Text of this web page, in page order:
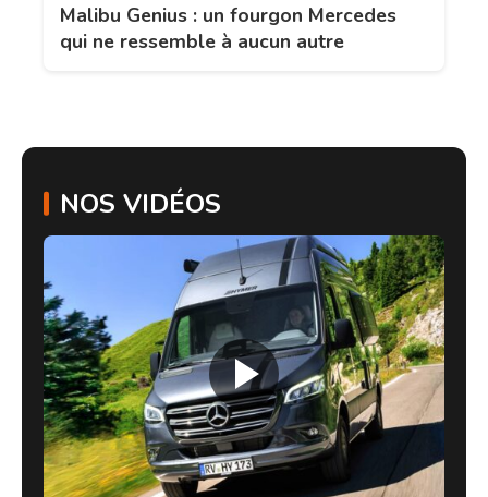
Malibu Genius : un fourgon Mercedes
qui ne ressemble à aucun autre
NOS VIDÉOS